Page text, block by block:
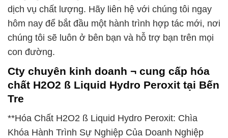
dịch vụ chất lượng. Hãy liên hệ với chúng tôi ngay
hôm nay để bắt đầu một hành trình hợp tác mới, nơi
chúng tôi sẽ luôn ở bên bạn và hỗ trợ bạn trên mọi
con đường.
Cty chuyên kinh doanh ¬ cung cấp hóa
chất H2O2 ß Liquid Hydro Peroxit tại Bến
Tre
**Hóa Chất H2O2 ß Liquid Hydro Peroxit: Chìa
Khóa Hành Trình Sự Nghiệp Của Doanh Nghiệp